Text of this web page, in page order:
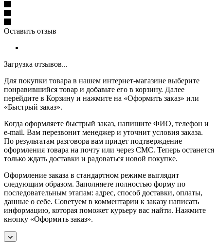
Оставить отзыв
Загрузка отзывов...
Для покупки товара в нашем интернет-магазине выберите
понравившийся товар и добавьте его в корзину. Далее
перейдите в Корзину и нажмите на «Оформить заказ» или
«Быстрый заказ».
Когда оформляете быстрый заказ, напишите ФИО, телефон и
e-mail. Вам перезвонит менеджер и уточнит условия заказа.
По результатам разговора вам придет подтверждение
оформления товара на почту или через СМС. Теперь останется
только ждать доставки и радоваться новой покупке.
Оформление заказа в стандартном режиме выглядит
следующим образом. Заполняете полностью форму по
последовательным этапам: адрес, способ доставки, оплаты,
данные о себе. Советуем в комментарии к заказу написать
информацию, которая поможет курьеру вас найти. Нажмите
кнопку «Оформить заказ».